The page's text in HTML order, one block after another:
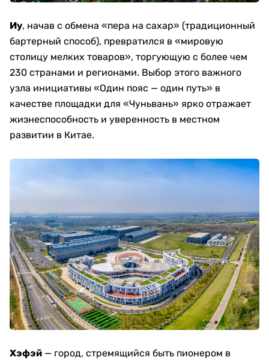
Иу, начав с обмена «пера на сахар» (традиционный
бартерный способ), превратился в «мировую
столицу мелких товаров», торгующую с более чем
230 странами и регионами. Выбор этого важного
узла инициативы «Один пояс — один путь» в
качестве площадки для «Чуньвань» ярко отражает
жизнеспособность и уверенность в местном
развитии в Китае.
Хэфэй​ — город, стремящийся быть пионером в